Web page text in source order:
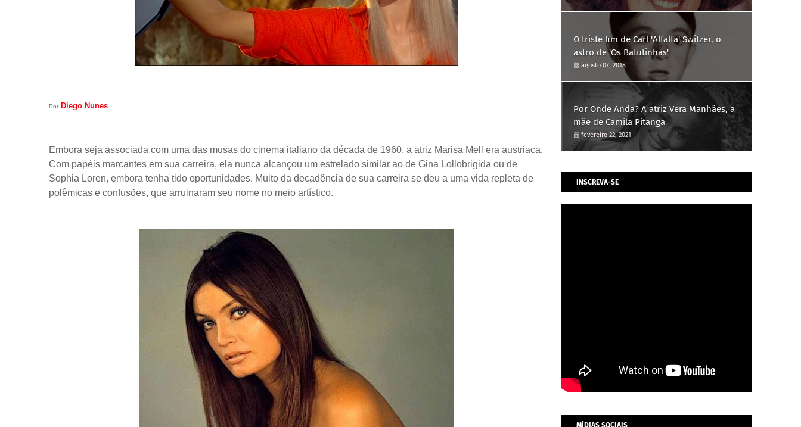
Por Diego Nunes
Embora seja associada com uma das musas do cinema italiano da década de 1960, a atriz Marisa Mell era austriaca.
Com papéis marcantes em sua carreira, ela nunca alcançou um estrelado similar ao de Gina Lollobrigida ou de
Sophia Loren, embora tenha tido oportunidades. Muito da decadência de sua carreira se deu a uma vida repleta de
polêmicas e confusões, que arruinaram seu nome no meio artístico.
O triste fim de Carl 'Alfalfa' Switzer, o
astro de 'Os Batutinhas'
agosto 07, 2018
Por Onde Anda? A atriz Vera Manhães, a
mãe de Camila Pitanga
fevereiro 22, 2021
INSCREVA-SE
MÍDIAS SOCIAIS